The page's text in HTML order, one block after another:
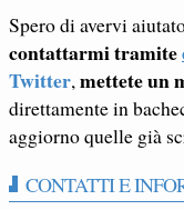
Spero di avervi
contattarmi tramite
Twitter, mettete un
direttamente in
aggiorno quelle già
CONTATTI E